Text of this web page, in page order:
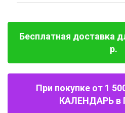
Бесплатная доставка
р.
При покупке от 1
КАЛЕНДАРЬ